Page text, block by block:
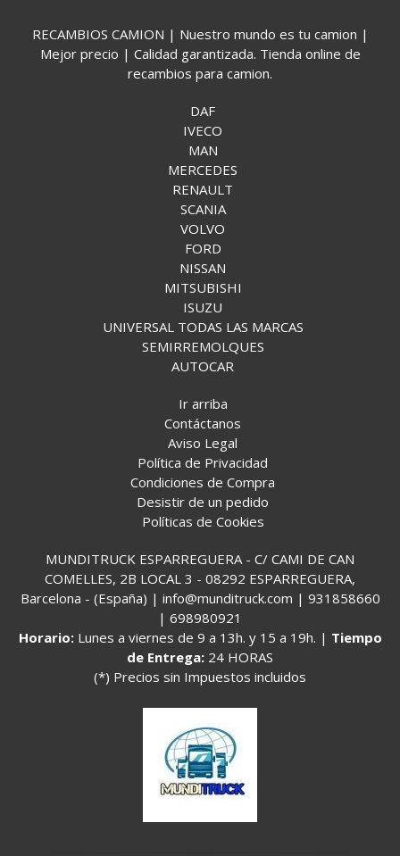
RECAMBIOS CAMION | Nuestro mundo es tu camion |
Mejor precio | Calidad garantizada. Tienda online de
recambios para camion.
DAF
IVECO
MAN
MERCEDES
RENAULT
SCANIA
VOLVO
FORD
NISSAN
MITSUBISHI
ISUZU
UNIVERSAL TODAS LAS MARCAS
SEMIRREMOLQUES
AUTOCAR
Ir arriba
Contáctanos
Aviso Legal
Política de Privacidad
Condiciones de Compra
Desistir de un pedido
Políticas de Cookies
MUNDITRUCK ESPARREGUERA - C/ CAMI DE CAN
COMELLES, 2B LOCAL 3 - 08292 ESPARREGUERA,
Barcelona - (España) | info@munditruck.com | 931858660
| 698980921
Horario: Lunes a viernes de 9 a 13h. y 15 a 19h. | Tiempo
de Entrega: 24 HORAS
(*) Precios sin Impuestos incluidos